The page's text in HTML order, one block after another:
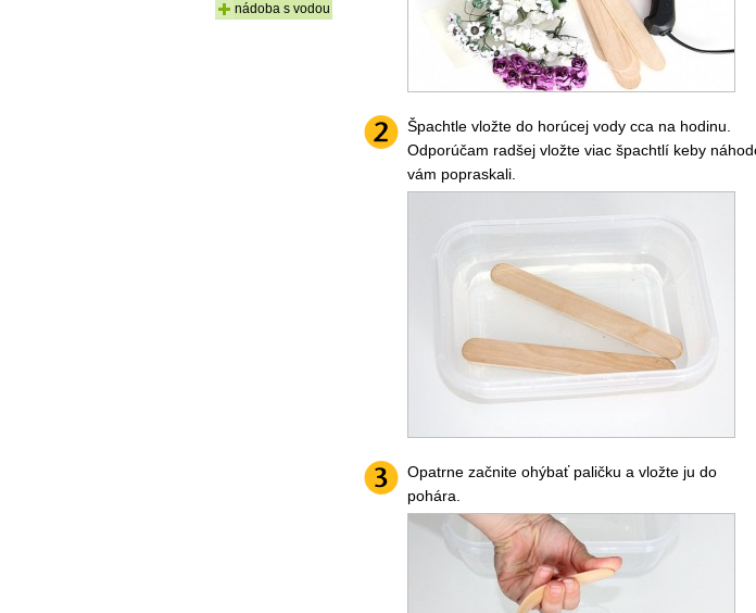
nádoba s vodou
Špachtle vložte do horúcej vody cca na hodinu.
Odporúčam radšej vložte viac špachtlí keby
vám popraskali.
Opatrne začnite ohýbať paličku a vložte ju do
pohára.